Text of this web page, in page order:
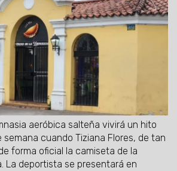
aeróbica salteña vivirá un hito
cuando Tiziana Flores, de tan
forma oficial la camiseta de la
La deportista se presentará en